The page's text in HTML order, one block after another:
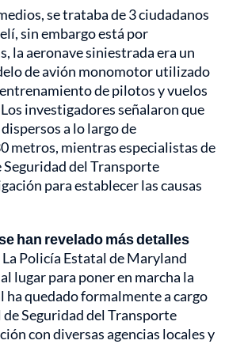
se trataba de 3 ciudadanos
sin embargo está por
la aeronave siniestrada era un
de avión monomotor utilizado
de pilotos y vuelos
investigadores señalaron que
a lo largo de
metros, mientras especialistas de
del Transporte
para establecer las causas
han revelado más detalles
La Policía Estatal de Maryland
lugar para poner en marcha la
ha quedado formalmente a cargo
Seguridad del Transporte
con diversas agencias locales y